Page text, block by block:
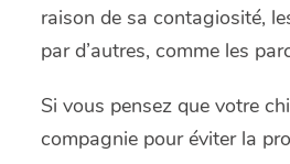
raison de sa contagiosité,
par d’autres, comme les
Si vous pensez que votre
compagnie pour éviter la